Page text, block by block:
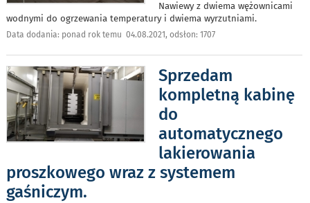
Nawiewy z dwiema wężownicami
wodnymi do ogrzewania temperatury i dwiema wyrzutniami.
Data dodania: ponad rok temu 04.08.2021, odsłon: 1707
Sprzedam
kompletną kabinę
do
automatycznego
lakierowania
proszkowego wraz z systemem
gaśniczym.